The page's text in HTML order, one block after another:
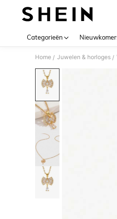
Categorieën
Home / Juwelen & horloges /